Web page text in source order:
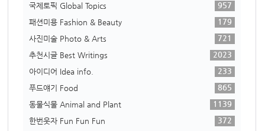
국제토픽 Global Topics
957
패션미용 Fashion & Beauty
179
사진미술 Photo & Arts
721
추천시글 Best Writings
2023
아이디어 Idea info.
233
푸드얘기 Food
865
동물식물 Animal and Plant
1139
한번웃자 Fun Fun Fun
372